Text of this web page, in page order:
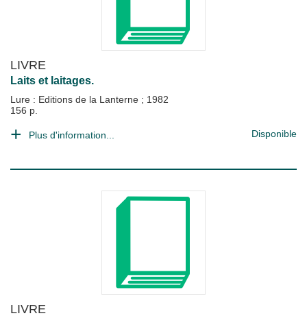
LIVRE
Laits et laitages.
Lure : Editions de la Lanterne ; 1982
156 p.
Plus d'information... Disponible
LIVRE